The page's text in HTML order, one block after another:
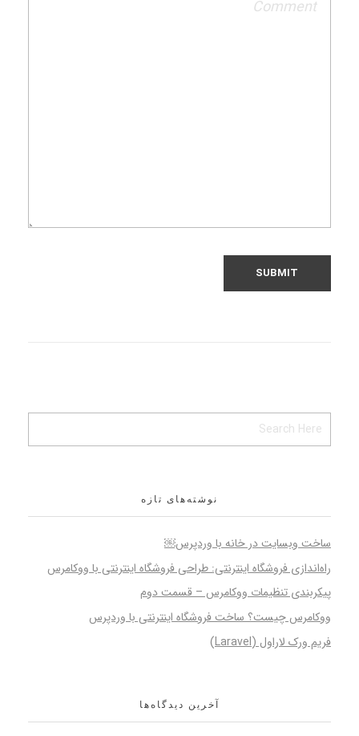
نوشته‌های تازه
ساخت وبسایت در خانه با وردپرس￼
راه‌اندازی فروشگاه اینترنتی: طراحی فروشگاه اینترنتی با ووکامرس
پیکربندی تنظیمات ووکامرس – قسمت دوم
ووکامرس چیست؟ ساخت فروشگاه اینترنتی با وردپرس
فریم ورک لاراول (Laravel)
آخرین دیدگاه‌ها